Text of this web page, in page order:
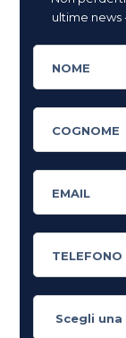
ultime news